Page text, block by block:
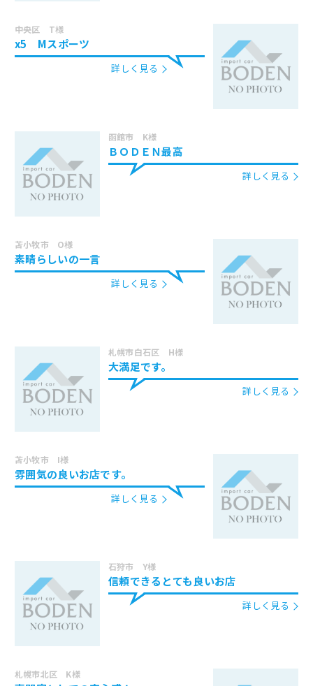
中央区 T様
x5 Mスポーツ
詳しく見る
函館市 K様
ＢＯＤＥＮ最高
詳しく見る
苫小牧市 O様
素晴らしいの一言
詳しく見る
札幌市白石区 H様
大満足です。
詳しく見る
苫小牧市 I様
雰囲気の良いお店です。
詳しく見る
石狩市 Y様
信頼できるとても良いお店
詳しく見る
札幌市北区 K様